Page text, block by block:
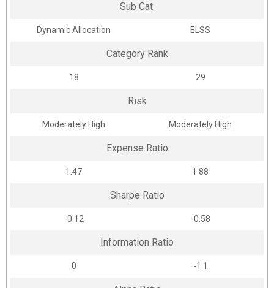
Sub Cat.
Dynamic Allocation ELSS
Category Rank
18 29
Risk
Moderately High Moderately High
Expense Ratio
1.47 1.88
Sharpe Ratio
-0.12 -0.58
Information Ratio
0 -1.1